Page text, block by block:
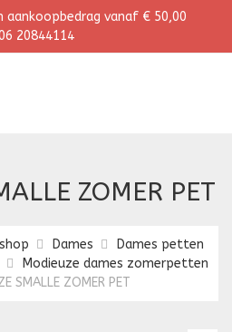
aankoopbedrag vanaf € 50,00
20844114
ZOMER PET
Dames
Dames petten
Modieuze dames zomerpetten
SMALLE ZOMER PET